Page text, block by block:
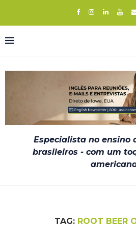
Especialista no ensino
brasileiros - com um
TAG: ROOT BEER